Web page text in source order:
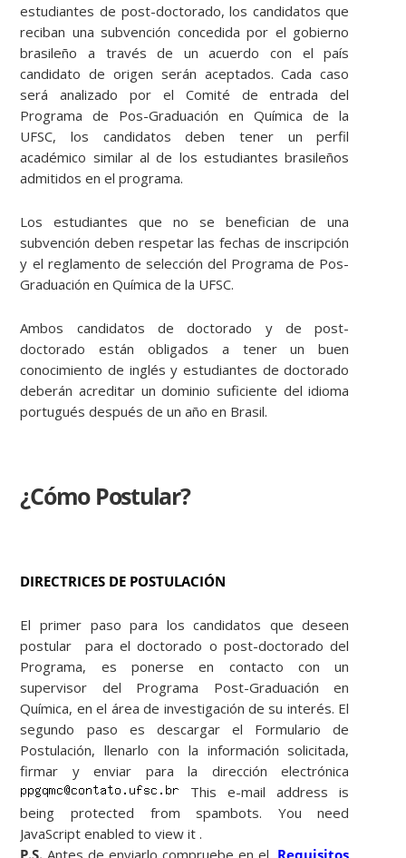
estudiantes de post-doctorado, los candidatos que
reciban una subvención concedida por el gobierno
brasileño a través de un acuerdo con el país
candidato de origen serán aceptados. Cada caso
será analizado por el Comité de entrada del
Programa de Pos-Graduación en Química de la
UFSC, los candidatos deben tener un perfil
académico similar al de los estudiantes brasileños
admitidos en el programa.
Los estudiantes que no se benefician de una
subvención deben respetar las fechas de inscripción
y el reglamento de selección del Programa de Pos-
Graduación en Química de la UFSC.
Ambos candidatos de doctorado y de post-
doctorado están obligados a tener un buen
conocimiento de inglés y estudiantes de doctorado
deberán acreditar un dominio suficiente del idioma
portugués después de un año en Brasil.
¿Cómo Postular?
DIRECTRICES DE POSTULACIÓN
El primer paso para los candidatos que deseen
postular para el doctorado o post-doctorado del
Programa, es ponerse en contacto con un
supervisor del Programa Post-Graduación en
Química, en el área de investigación de su interés. El
segundo paso es descargar el Formulario de
Postulación, llenarlo con la información solicitada,
firmar y enviar para la dirección electrónica
This e-mail address is
being protected from spambots. You need
JavaScript enabled to view it .
P.S. Antes de enviarlo compruebe en el Requisitos